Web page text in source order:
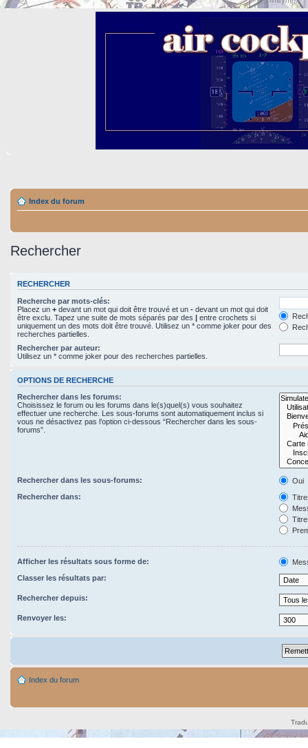
Index du forum
Rechercher
RECHERCHER
Recherche par mots-clés:
Placez un + devant un mot qui doit être trouvé et un - devant un mot qui doit
être exclu. Tapez une suite de mots séparés par des | entre crochets si
uniquement un des mots doit être trouvé. Utilisez un * comme joker pour des
recherches partielles.
Rechercher par auteur:
Utilisez un * comme joker pour des recherches partielles.
OPTIONS DE RECHERCHE
Rechercher dans les forums:
Choisissez le forum ou les forums dans le(s)quel(s) vous souhaitez
effectuer une recherche. Les sous-forums sont automatiquement inclus si
vous ne désactivez pas l’option ci-dessous “Rechercher dans les sous-
forums”.
Rechercher dans les sous-forums:
Oui
Rechercher dans:
Afficher les résultats sous forme de:
Classer les résultats par:
Rechercher depuis:
Renvoyer les:
Index du forum